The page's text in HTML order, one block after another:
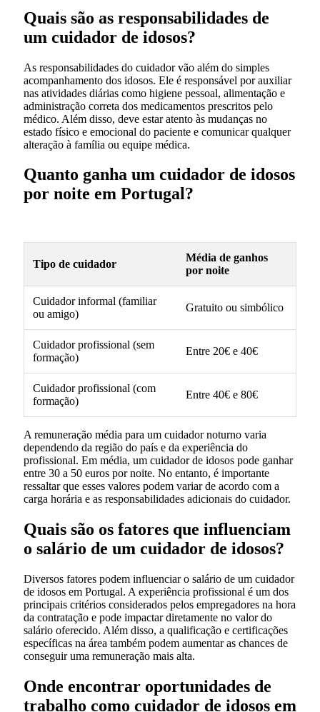
Quais são as responsabilidades de
um cuidador de idosos?
As responsabilidades do cuidador vão além do simples
acompanhamento dos idosos. Ele é responsável por auxiliar
nas atividades diárias como higiene pessoal, alimentação e
administração correta dos medicamentos prescritos pelo
médico. Além disso, deve estar atento às mudanças no
estado físico e emocional do paciente e comunicar qualquer
alteração à família ou equipe médica.
Quanto ganha um cuidador de idosos
por noite em Portugal?
Tipo de cuidador
Média de ganhos
por noite
Cuidador informal (familiar
ou amigo)
Gratuito ou simbólico
Cuidador profissional (sem
formação)
Entre 20€ e 40€
Cuidador profissional (com
formação)
Entre 40€ e 80€
A remuneração média para um cuidador noturno varia
dependendo da região do país e da experiência do
profissional. Em média, um cuidador de idosos pode ganhar
entre 30 a 50 euros por noite. No entanto, é importante
ressaltar que esses valores podem variar de acordo com a
carga horária e as responsabilidades adicionais do cuidador.
Quais são os fatores que influenciam
o salário de um cuidador de idosos?
Diversos fatores podem influenciar o salário de um cuidador
de idosos em Portugal. A experiência profissional é um dos
principais critérios considerados pelos empregadores na hora
da contratação e pode impactar diretamente no valor do
salário oferecido. Além disso, a qualificação e certificações
específicas na área também podem aumentar as chances de
conseguir uma remuneração mais alta.
Onde encontrar oportunidades de
trabalho como cuidador de idosos em